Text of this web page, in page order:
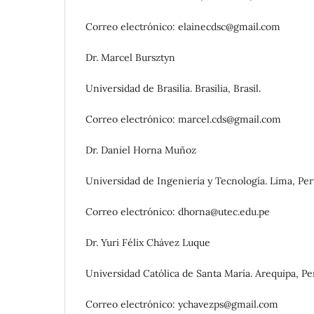
Correo electrónico: elainecdsc@gmail.com
Dr. Marcel Bursztyn
Universidad de Brasilia. Brasilia, Brasil.
Correo electrónico: marcel.cds@gmail.com
Dr. Daniel Horna Muñoz
Universidad de Ingeniería y Tecnología. Lima,
Correo electrónico: dhorna@utec.edu.pe
Dr. Yuri Félix Chávez Luque
Universidad Católica de Santa María. Arequipa,
Correo electrónico: ychavezps@gmail.com